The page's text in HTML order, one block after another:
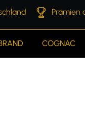
Prämien
COGNAC